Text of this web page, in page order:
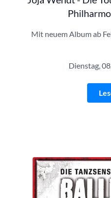
Mit neuem Album ab
Dienstag,